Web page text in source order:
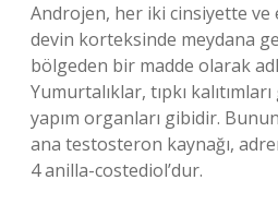
Androjen, her iki cinsiyette
devin korteksinde meydana
bölgeden bir madde olarak
Yumurtalıklar, tıpkı
yapım organları gibidir.
ana testosteron kaynağı,
4 anilla-costediol’dur.